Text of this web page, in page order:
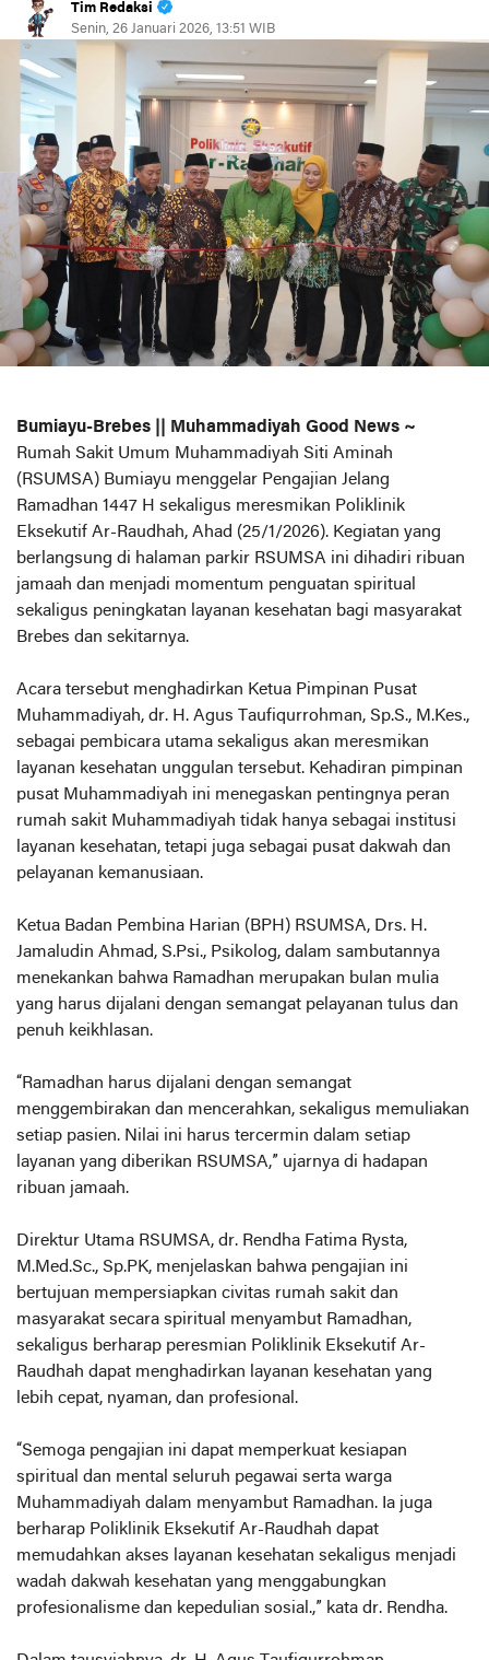
Tim Redaksi
Senin, 26 Januari 2026, 13:51 WIB
Bumiayu-Brebes || Muhammadiyah Good News ~
Rumah Sakit Umum Muhammadiyah Siti Aminah
(RSUMSA) Bumiayu menggelar Pengajian Jelang
Ramadhan 1447 H sekaligus meresmikan Poliklinik
Eksekutif Ar-Raudhah, Ahad (25/1/2026). Kegiatan yang
berlangsung di halaman parkir RSUMSA ini dihadiri ribuan
jamaah dan menjadi momentum penguatan spiritual
sekaligus peningkatan layanan kesehatan bagi masyarakat
Brebes dan sekitarnya.
Acara tersebut menghadirkan Ketua Pimpinan Pusat
Muhammadiyah, dr. H. Agus Taufiqurrohman, Sp.S., M.Kes.,
sebagai pembicara utama sekaligus akan meresmikan
layanan kesehatan unggulan tersebut. Kehadiran pimpinan
pusat Muhammadiyah ini menegaskan pentingnya peran
rumah sakit Muhammadiyah tidak hanya sebagai institusi
layanan kesehatan, tetapi juga sebagai pusat dakwah dan
pelayanan kemanusiaan.
Ketua Badan Pembina Harian (BPH) RSUMSA, Drs. H.
Jamaludin Ahmad, S.Psi., Psikolog, dalam sambutannya
menekankan bahwa Ramadhan merupakan bulan mulia
yang harus dijalani dengan semangat pelayanan tulus dan
penuh keikhlasan.
“Ramadhan harus dijalani dengan semangat
menggembirakan dan mencerahkan, sekaligus memuliakan
setiap pasien. Nilai ini harus tercermin dalam setiap
layanan yang diberikan RSUMSA,” ujarnya di hadapan
ribuan jamaah.
Direktur Utama RSUMSA, dr. Rendha Fatima Rysta,
M.Med.Sc., Sp.PK, menjelaskan bahwa pengajian ini
bertujuan mempersiapkan civitas rumah sakit dan
masyarakat secara spiritual menyambut Ramadhan,
sekaligus berharap peresmian Poliklinik Eksekutif Ar-
Raudhah dapat menghadirkan layanan kesehatan yang
lebih cepat, nyaman, dan profesional.
“Semoga pengajian ini dapat memperkuat kesiapan
spiritual dan mental seluruh pegawai serta warga
Muhammadiyah dalam menyambut Ramadhan. Ia juga
berharap Poliklinik Eksekutif Ar-Raudhah dapat
memudahkan akses layanan kesehatan sekaligus menjadi
wadah dakwah kesehatan yang menggabungkan
profesionalisme dan kepedulian sosial.,” kata dr. Rendha.